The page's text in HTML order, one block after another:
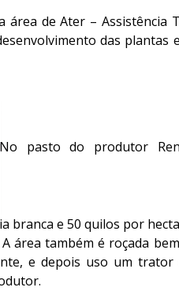
de Ater – Assistência
das plantas
No pasto do produtor
branca e 50 quilos por
área também é roçada
e depois uso um